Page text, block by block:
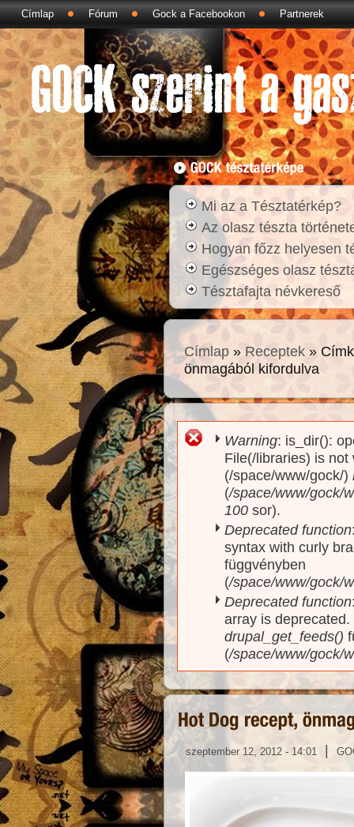
Címlap Fórum Gock a Facebookon Partnerek
Mi az a Tésztatérkép?
Az olasz tészta
Hogyan főzz helyesen
Egészséges olasz
Tésztafajta névkereső
Címlap » Receptek »
önmagából kifordulva
Hibaüzenet
Warning: is_dir():
File(/libraries) is
(/space/www/gock/)
(/space/www/gock/
100 sor).
Deprecated function
syntax with curly
függvényben
(/space/www/gock/
Deprecated function
array is
drupal_get_feeds()
(/space/www/gock/
szeptember 12, 2012 - 14:01 |